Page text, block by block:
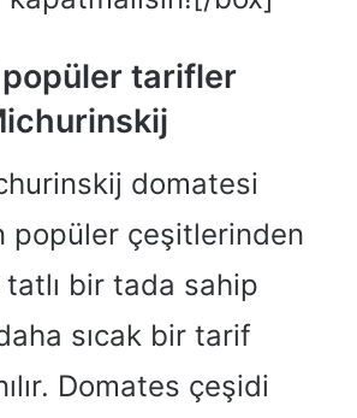
tarifler
domatesi
popüler çeşitlerinden
bir tada sahip
sıcak bir tarif
Domates çeşidi